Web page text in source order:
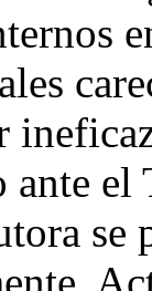
ante
se